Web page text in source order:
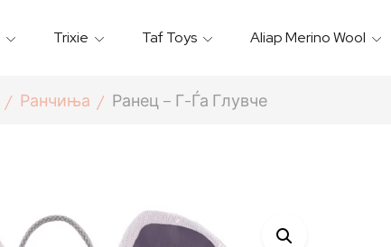
Trixie Taf Toys Aliap Merino Wool
Ранчиња Ранец – Г-Ѓа Глувче